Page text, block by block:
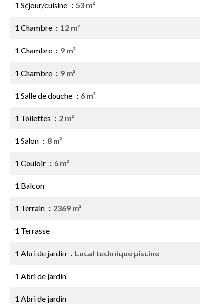
1 Séjour/cuisine 53 m²
1 Chambre 12 m²
1 Chambre 9 m²
1 Chambre 9 m²
1 Salle de douche 6 m²
1 Toilettes 2 m²
1 Salon 8 m²
1 Couloir 6 m²
1 Balcon
1 Terrain 2369 m²
1 Terrasse
1 Abri de jardin Local technique piscine
1 Abri de jardin
1 Abri de jardin